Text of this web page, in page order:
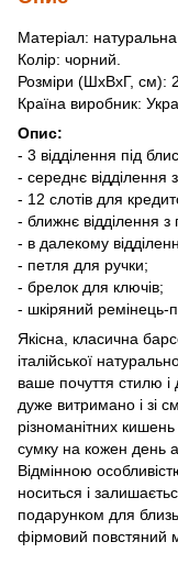
Матеріал: натуральна
Колір: чорний.
Розміри (ШхВхГ, см):
Країна виробник:
Опис:
- 3 відділення під
- середнє відділення
- 12 слотів для
- ближнє відділення
- в далекому
- петля для ручки;
- брелок для ключів;
- шкіряний ремінець-
Якісна, класична
італійської
ваше почуття стилю і
дуже витримано і зі
різноманітних
сумку на кожен день
Відмінною
носиться і
подарунком для
фірмовий повстяний